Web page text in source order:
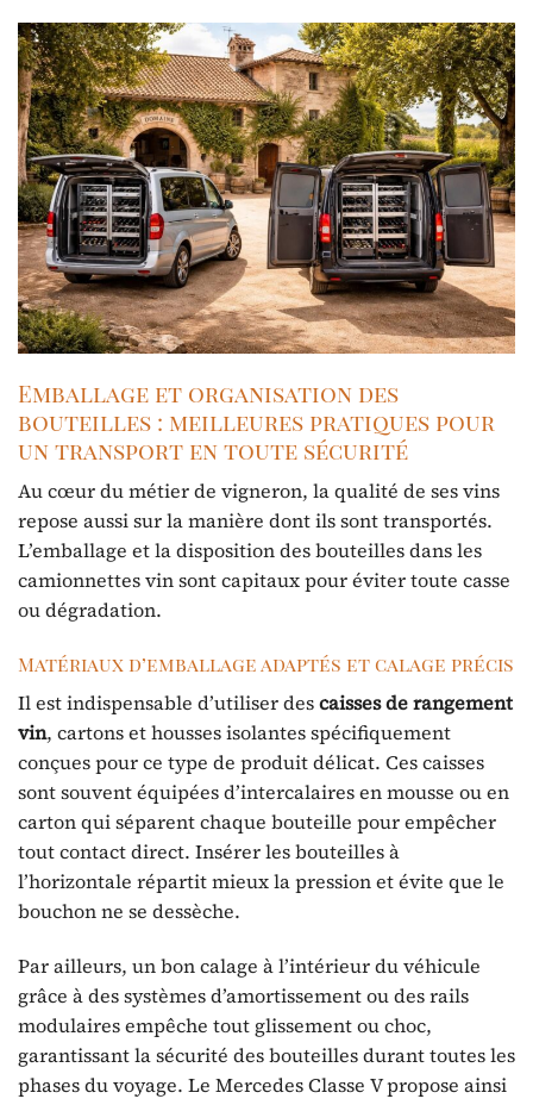
Emballage et organisation des
bouteilles : meilleures pratiques pour
un transport en toute sécurité
Au cœur du métier de vigneron, la qualité de ses vins
repose aussi sur la manière dont ils sont transportés.
L’emballage et la disposition des bouteilles dans les
camionnettes vin sont capitaux pour éviter toute casse
ou dégradation.
Matériaux d’emballage adaptés et calage précis
Il est indispensable d’utiliser descaisses de rangement
vin, cartons et housses isolantes spécifiquement
conçues pour ce type de produit délicat. Ces caisses
sont souvent équipées d’intercalaires en mousse ou en
carton qui séparent chaque bouteille pour empêcher
tout contact direct. Insérer les bouteilles à
l’horizontale répartit mieux la pression et évite que le
bouchon ne se dessèche.
Par ailleurs, un bon calage à l’intérieur du véhicule
grâce à des systèmes d’amortissement ou des rails
modulaires empêche tout glissement ou choc,
garantissant la sécurité des bouteilles durant toutes les
phases du voyage. Le Mercedes Classe V propose ainsi